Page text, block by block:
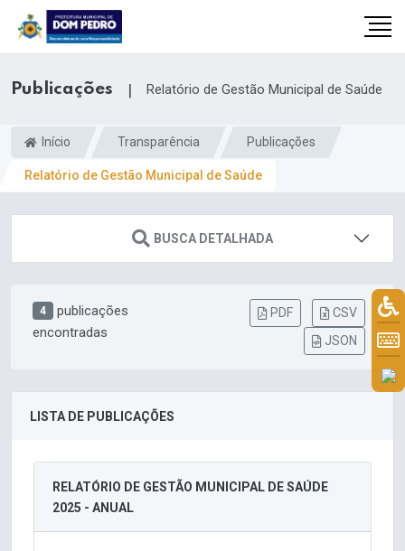
Publicações | Relatório de Gestão Municipal de Saúde
Início Transparência Publicações
Relatório de Gestão Municipal de Saúde
BUSCA DETALHADA
4
publicações
encontradas
PDF
CSV
JSON
LISTA DE PUBLICAÇÕES
RELATÓRIO DE GESTÃO MUNICIPAL DE SAÚDE
2025 - ANUAL